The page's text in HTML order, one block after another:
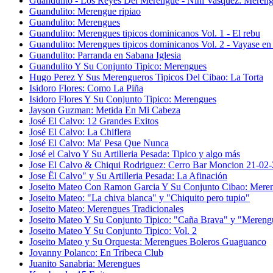
Guandulito: Merengue ripiao
Guandulito: Merengues
Guandulito: Merengues tipicos dominicanos Vol. 1 - El rebu
Guandulito: Merengues tipicos dominicanos Vol. 2 - Vayase en
Guandulito: Parranda en Sabana Iglesia
Guandulito Y Su Conjunto Tipico: Merengues
Hugo Perez Y Sus Merengueros Tipicos Del Cibao: La Torta
Isidoro Flores: Como La Piña
Isidoro Flores Y Su Conjunto Tipico: Merengues
Jayson Guzman: Metida En Mi Cabeza
José El Calvo: 12 Grandes Exitos
José El Calvo: La Chiflera
José El Calvo: Ma' Pesa Que Nunca
José el Calvo Y Su Artilleria Pesada: Tipico y algo más
Jose El Calvo & Chiqui Rodriguez: Cerro Bar Moncion 21-
Jose Ël Calvo" y Su Artilleria Pesada: La Afinación
Joseito Mateo Con Ramon Garcia Y Su Conjunto Cibao:
Joseito Mateo: "La chiva blanca" y "Chiquito pero tupio"
Joseito Mateo: Merengues Tradicionales
Joseito Mateo Y Su Conjunto Tipico: "Caña Brava" y
Joseito Mateo Y Su Conjunto Tipico: Vol. 2
Joseito Mateo y Su Orquesta: Merengues Boleros Guaguanco
Jovanny Polanco: En Tribeca Club
Juanito Sanabria: Merengues